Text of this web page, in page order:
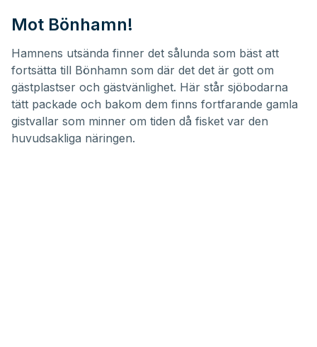
Mot Bönhamn!
Hamnens utsända finner det sålunda som bäst att
fortsätta till Bönhamn som där det det är gott om
gästplastser och gästvänlighet. Här står sjöbodarna
tätt packade och bakom dem finns fortfarande gamla
gistvallar som minner om tiden då fisket var den
huvudsakliga näringen.